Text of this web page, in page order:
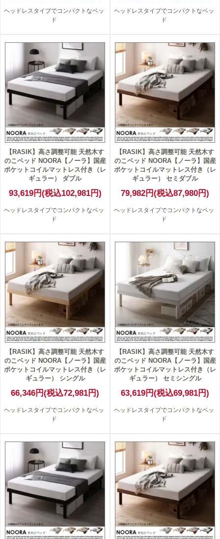
ヘッドレスタイプでコンパクトなベッ
ド
ヘッドレスタイプでコンパクトなベッ
ド
【RASIK】高さ調整可能 天然木す
のこベッド NOORA【ノーラ】国産
ポケットコイルマットレス付き（レ
ギュラー） ダブル
93,619円(税込102,981円)
ヘッドレスタイプでコンパクトなベッ
ド
【RASIK】高さ調整可能 天然木す
のこベッド NOORA【ノーラ】国産
ポケットコイルマットレス付き（レ
ギュラー） セミダブル
79,982円(税込87,980円)
ヘッドレスタイプでコンパクトなベッ
ド
【RASIK】高さ調整可能 天然木す
のこベッド NOORA【ノーラ】国産
ポケットコイルマットレス付き（レ
ギュラー） シングル
66,346円(税込72,981円)
ヘッドレスタイプでコンパクトなベッ
ド
【RASIK】高さ調整可能 天然木す
のこベッド NOORA【ノーラ】国産
ポケットコイルマットレス付き（レ
ギュラー） セミシングル
63,619円(税込69,981円)
ヘッドレスタイプでコンパクトなベッ
ド